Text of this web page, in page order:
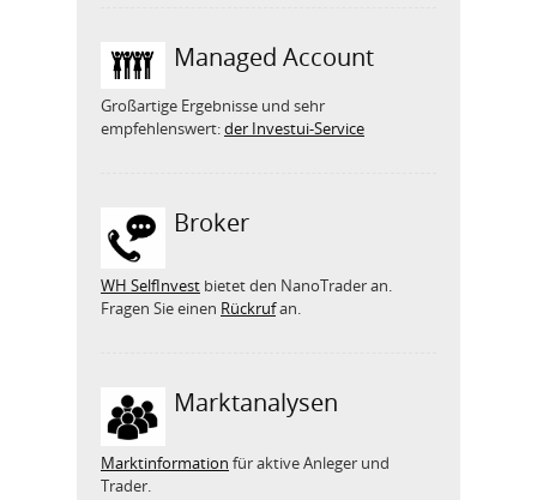
Managed Account
Großartige Ergebnisse und sehr
empfehlenswert:der Investui-Service
Broker
WH SelfInvest bietet den NanoTrader an.
Fragen Sie einen Rückrufan.
Marktanalysen
Marktinformation für aktive Anleger und
Trader.